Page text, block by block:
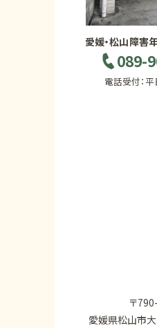
愛媛・松山障害
089-
電話受付：
〒
愛媛県松山市